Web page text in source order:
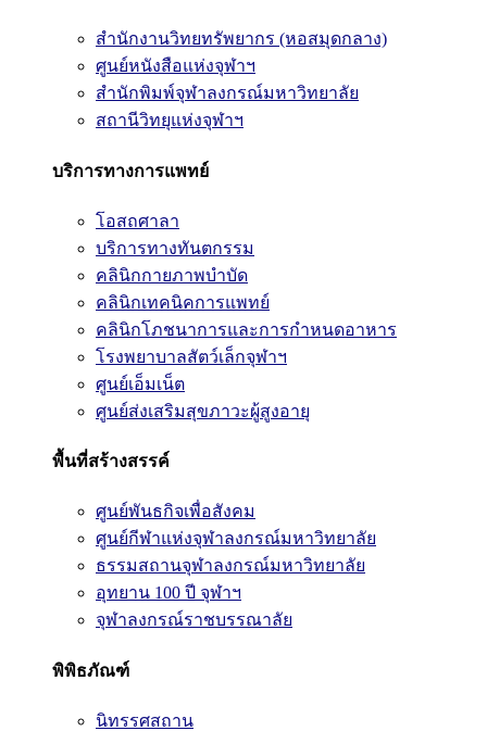
สำนักงานวิทยทรัพยากร (หอสมุดกลาง)
ศูนย์หนังสือแห่งจุฬาฯ
สำนักพิมพ์จุฬาลงกรณ์มหาวิทยาลัย
สถานีวิทยุแห่งจุฬาฯ
บริการทางการแพทย์
โอสถศาลา
บริการทางทันตกรรม
คลินิกกายภาพบำบัด
คลินิกเทคนิคการแพทย์
คลินิกโภชนาการและการกำหนดอาหาร
โรงพยาบาลสัตว์เล็กจุฬาฯ
ศูนย์เอ็มเน็ต
ศูนย์ส่งเสริมสุขภาวะผู้สูงอายุ
พื้นที่สร้างสรรค์
ศูนย์พันธกิจเพื่อสังคม
ศูนย์กีฬาแห่งจุฬาลงกรณ์มหาวิทยาลัย
ธรรมสถานจุฬาลงกรณ์มหาวิทยาลัย
อุทยาน 100 ปี จุฬาฯ
จุฬาลงกรณ์ราชบรรณาลัย
พิพิธภัณฑ์
นิทรรศสถาน